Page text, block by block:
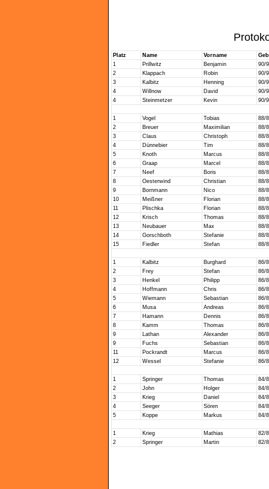
Platz Name Vorname
1
Prillwitz Benjamin
90/
2
Klappach Robin
90/
3
Kalbitz Henning
90/
4
Willnow David
90/
4
Steinmetzer Kevin 90/
1 Vogel Tobias
88/
2
Breuer Maximilian
88/
3
Claus Christoph
88/
4
Dünnebier Tim
88/
5
Knoth Marcus
88/
6
Graap Marcel
88/
7
Neef Boris
88/
8
Oesterwind Christian
88/
9
Bornmann Nico
88/
10
Meißner Florian
88/
11
Plischka Florian
88/
12
Krisch Thomas
88/
13
Neubauer Max
88/
14
Gorschboth Stefanie
88/
15
Fiedler Stefan 88/
1 Kalbitz Burghard
86/
2
Frey Stefan
86/
3
Henkel Philipp
86/
4
Hoffmann Chris
86/
5
Wiemann Sebastian
86/
6
Musa Andreas
86/
7
Hamann Dennis
86/
8
Kamm Thomas
86/
9
Lathan Alexander
86/
9
Fuchs Sebastian
86/
11
Pockrandt Marcus
86/
12
Wessel Stefanie 86/
1 Springer Thomas
84/
2
John Holger
84/
3
Krieg Daniel
84/
4
Seeger Sören
84/
5
Koppe Markus 84/
1 Krieg Mathias
82/
2
Springer Martin 82/